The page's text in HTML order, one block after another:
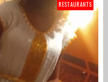
RESTAURANTS